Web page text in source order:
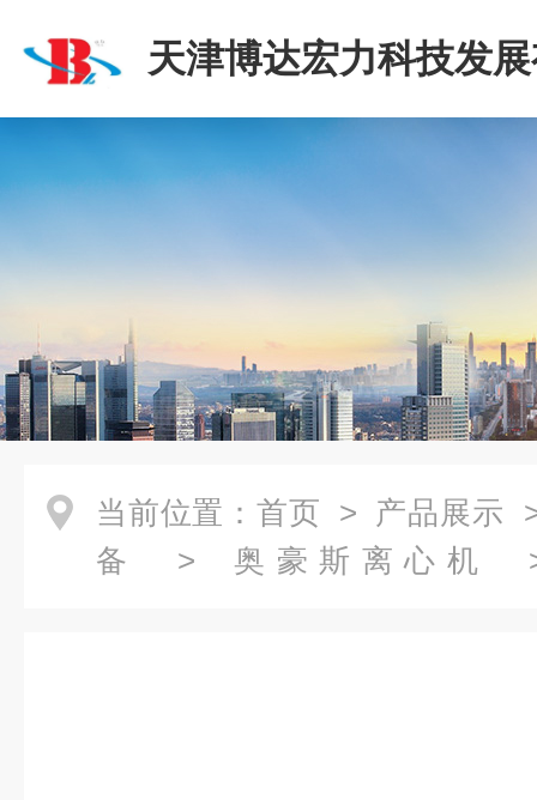
天津博达宏力科技发
司
当前位置： 首页 > 产品展示
备
> 奥豪斯离心机
>